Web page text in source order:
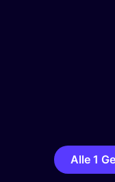
Alle 1